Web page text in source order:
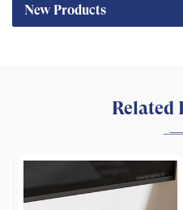
New Products
Related